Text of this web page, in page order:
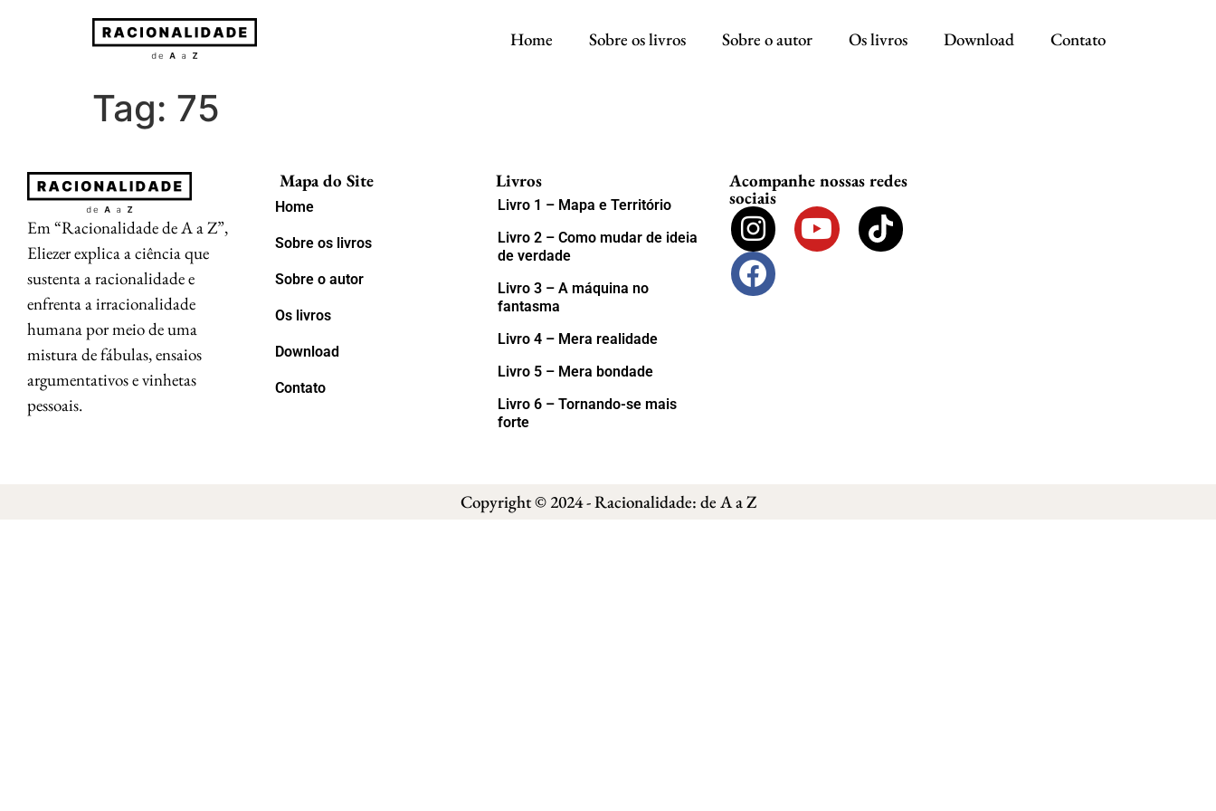
Home Sobre os livros Sobre o autor Os livros Download Contato
Tag: 75
Em “Racionalidade de A a Z”,
Eliezer explica a ciência que
sustenta a racionalidade e
enfrenta a irracionalidade
humana por meio de uma
mistura de fábulas, ensaios
argumentativos e vinhetas
pessoais.
Mapa do Site
Home
Sobre os livros
Sobre o autor
Os livros
Download
Contato
Livros
Livro 1 – Mapa e Território
Livro 2 – Como mudar de ideia
de verdade
Livro 3 – A máquina no
fantasma
Livro 4 – Mera realidade
Livro 5 – Mera bondade
Livro 6 – Tornando-se mais
forte
Acompanhe nossas redes
sociais
Copyright © 2024 - Racionalidade: de A a Z